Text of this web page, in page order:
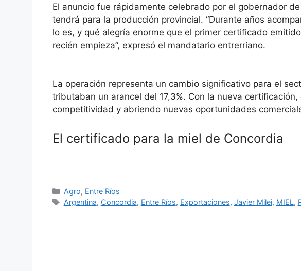
El anuncio fue rápidamente celebrado por el gobernador
tendrá para la producción provincial. “Durante años
lo es, y qué alegría enorme que el primer certificado
recién empieza”, expresó el mandatario entrerriano.
La operación representa un cambio significativo para el
tributaban un arancel del 17,3%. Con la nueva
competitividad y abriendo nuevas oportunidades
El certificado para la miel de Concordia
Categorías
Agro, Entre Ríos
Etiquetas
Argentina, Concordia, Entre Ríos, Exportaciones, Javier Milei, MIEL,